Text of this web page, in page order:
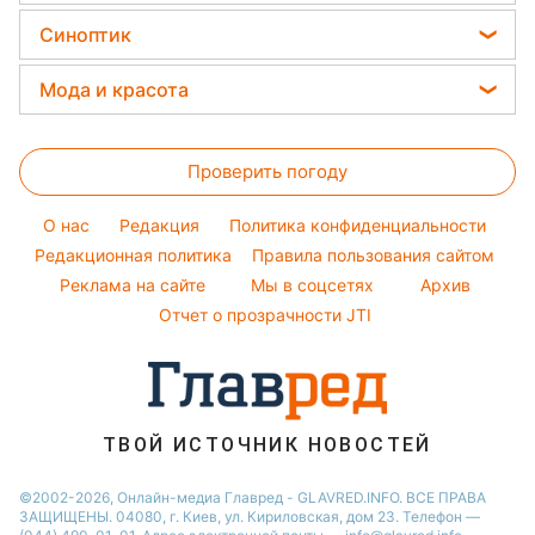
Новости Полтавы
Новости Сум
Новости Одессы
Новости Черкассы
Праздничное меню
Закуски
Филипп Киркоров
Елена Зеленская
Ани Лорак
Кейт Миддлтон
Максим Галкин
Настя Каменских
Виталий Козловский
Уборка
Авто
Стирка
Цены на продукты
Денежная помощь
Тарифы
Курс валют
Синоптик
Прогноз погоды
Магнитные бури
Погода на сегодня
Погода на завтра
Пылевая буря
Мода и красота
Окрашивание волос
Красивый маникюр
Модные ошибки
Новости моды
Советы от Андре Тана
Проверить погоду
O нас Редакция
Политика конфиденциальности
Редакционная политика
Правила пользования сайтом
Реклама на сайте
Мы в соцсетях
Архив
Отчет о прозрачности JTI
ТВОЙ ИСТОЧНИК НОВОСТЕЙ
©2002-2026, Онлайн-медиа Главред - GLAVRED.INFO. ВСЕ ПРАВА
ЗАЩИЩЕНЫ. 04080, г. Киев, ул. Кириловская, дом 23. Телефон —